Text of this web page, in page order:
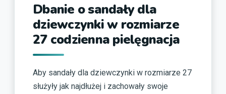
Dbanie o sandały dla
dziewczynki w rozmiarze
27 codzienna pielęgnacja
Aby sandały dla dziewczynki w rozmiarze 27
służyły jak najdłużej i zachowały swoje